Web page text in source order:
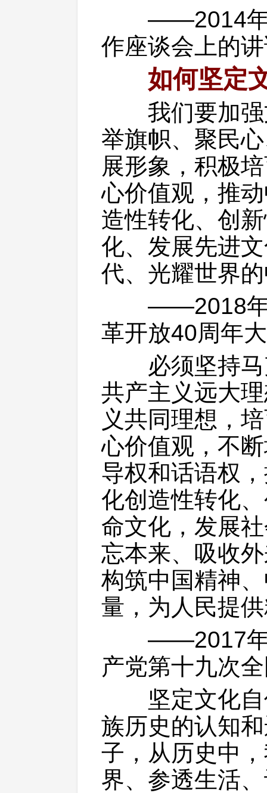
——2014年
作座谈会上的
如何坚定
我们要加强
举旗帜、聚民
展形象，积极
心价值观，推
造性转化、创
化、发展先进
代、光耀世界
——2018年
革开放40周年
必须坚持马
共产主义远大
义共同理想，
心价值观，不
导权和话语权
化创造性转化
命文化，发展
忘本来、吸收
构筑中国精神
量，为人民提
——2017年
产党第十九次
坚定文化自
族历史的认知
子，从历史中
界、参透生活